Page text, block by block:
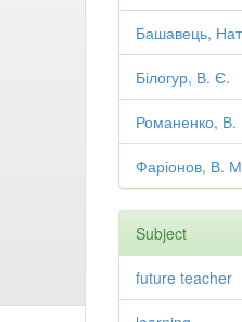
Башавець,
Білогур, В. Є.
Романенко, В.
Фаріонов, В.
Subject
future teacher